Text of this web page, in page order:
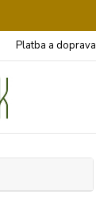
Platba a doprava